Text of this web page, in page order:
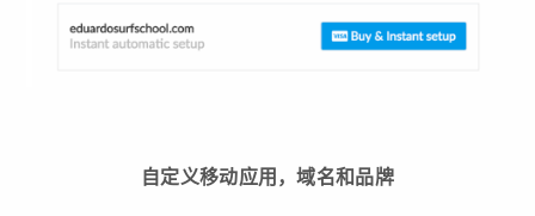
自定义移动应用，域名和品牌